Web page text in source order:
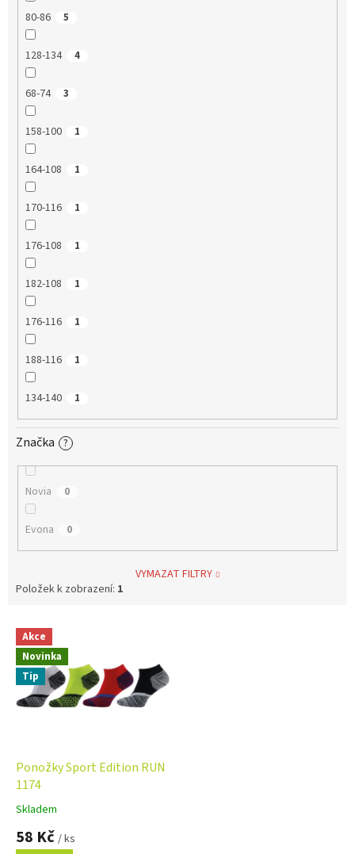
80-86 5
128-134 4
68-74 3
158-100 1
164-108 1
170-116 1
176-108 1
182-108 1
176-116 1
188-116 1
134-140 1
Značka ?
Novia 0
Evona 0
VYMAZAT FILTRY
Položek k zobrazení: 1
p
Akce
Novinka
Tip
Ponožky Sport Edition RUN
1174
Průměrné
hodnocení
produktu
Skladem
58 Kč / ks